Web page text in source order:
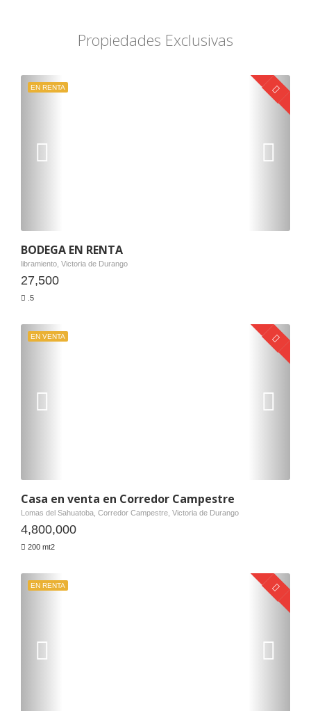
Propiedades Exclusivas
EN RENTA
BODEGA EN RENTA
libramiento, Victoria de Durango
27,500
.5
EN VENTA
Casa en venta en Corredor Campestre
Lomas del Sahuatoba, Corredor Campestre, Victoria de Durango
4,800,000
200 mt2
EN RENTA